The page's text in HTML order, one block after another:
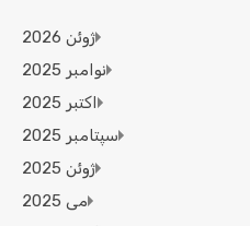
ژوئن 2026
نوامبر 2025
اکتبر 2025
سپتامبر 2025
ژوئن 2025
می 2025